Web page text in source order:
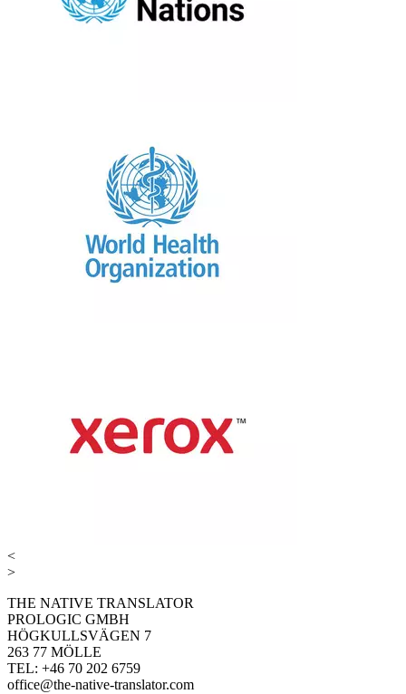
<
>
THE NATIVE TRANSLATOR
PROLOGIC GMBH
HÖGKULLSVÄGEN 7
263 77 MÖLLE
TEL: +46 70 202 6759
office@the-native-translator.com